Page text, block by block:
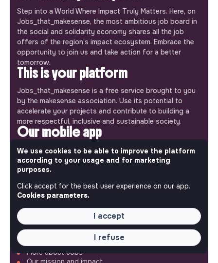
Step into a World Where Impact Truly Matters. Here, on
Jobs_that_makesense, the most ambitious job board in
the social and solidarity economy shares all the job
offers of the region’s impact ecosystem. Embrace the
opportunity to join us and take action for a better
tomorrow.
This is your platform
Jobs_that_makesense is a free service brought to you
by the makesense association. Use its potential to
accelerate your projects and contribute to building a
more respectful, inclusive and sustainable society.
Our mobile app
Get jobs that make sense on your phone so you never
miss an opportunity.
iPhone Android
ABOUT
More about Jobs
We use cookies to be able to improve the platform
according to your usage and for marketing
purposes.
Click accept for the best user experience on our app.
Cookies parameters.
I accept
I refuse